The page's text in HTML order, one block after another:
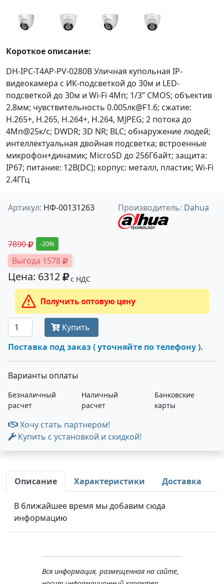
Короткое описание:
DH-IPC-T4AP-PV-0280B Уличная купольная IP-
видеокамера с ИК-подсветкой до 30м и LED-
подсветкой до 30м и Wi-Fi 4Мп; 1/3” CMOS; объектив
2.8мм; чувствительность 0.005лк@F1.6; сжатие:
H.265+, H.265, H.264+, H.264, MJPEG; 2 потока до
4Мп@25к/с; DWDR; 3D NR; BLC; обнаружение людей;
интеллектуальная двойная подсветка; встроенные
микрофон+динамик; MicroSD до 256Гбайт; защита:
IP67; питание: 12В(DC); корпус: металл, пластик; Wi-Fi
2.4ГГц
Артикул: НФ-00131263 Производитель: Dahua
7890 -20%
Выгода 1578
Цена: 6312 с НДС
Получить оптовую цену
Купить
Поставка под заказ ( уточняйте по телефону ).
Варианты оплаты
Безналичный
расчет
Наличный
расчет
Банковские
карты
Хочу стать партнером!
Купить с установкой и скидкой!
Описание Характеристики Доставка
В ближайшее время мы добавим сюда
информацию
Вся информация, размещенная на сайте,